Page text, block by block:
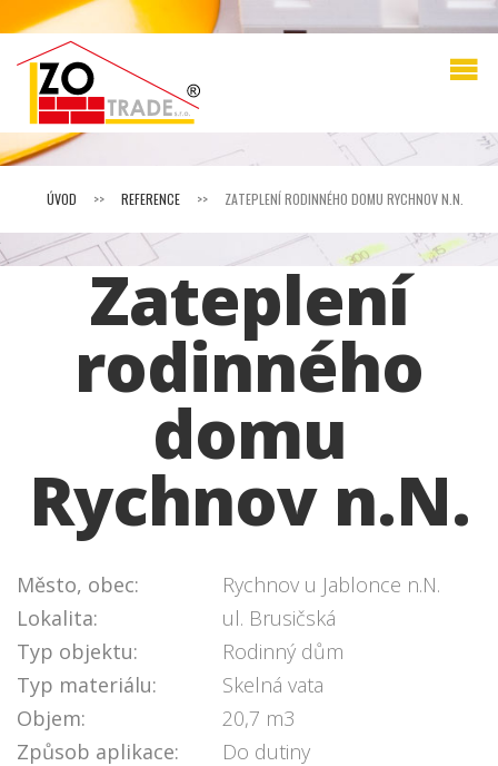
ÚVOD >> REFERENCE >> ZATEPLENÍ RODINNÉHO DOMU RYCHNOV N.N.
Zateplení
rodinného
domu
Rychnov n.N.
Město, obec:
Rychnov u Jablonce n.N.
Lokalita:
ul. Brusičská
Typ objektu:
Rodinný dům
Typ materiálu:
Skelná vata
Objem:
20,7 m3
Způsob aplikace:
Do dutiny